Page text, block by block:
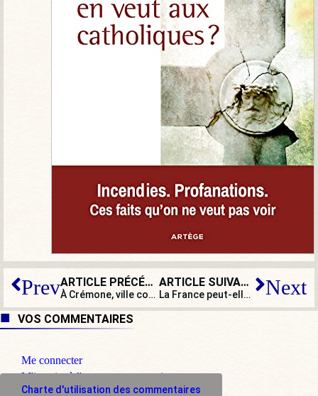
Prev ARTICLE PRÉCÉDENT
À Crémone, ville confrontée au coronavirus : « Même pendant la Seconde Guerre mondiale, les églises restaient ouvertes »
ARTICLE SUIVANT
La France peut-elle contenir un foyer de coronavirus ? Next
VOS COMMENTAIRES
Me connecter
M'inscrire à l'espace commentaire
Charte d'utilisation des commentaires